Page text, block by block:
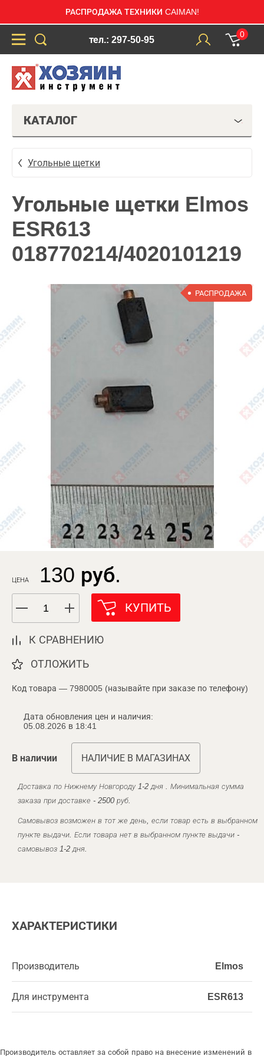
РАСПРОДАЖА ТЕХНИКИ CAIMAN!
тел.: 297-50-95
0
КАТАЛОГ
Угольные щетки
Угольные щетки Elmos
ESR613
018770214/4020101219
РАСПРОДАЖА
ЦЕНА 130 руб.
КУПИТЬ
К СРАВНЕНИЮ
ОТЛОЖИТЬ
Код товара — 7980005 (называйте при заказе по телефону)
Дата обновления цен и наличия:
05.08.2026 в 18:41
В наличии НАЛИЧИЕ В МАГАЗИНАХ
Доставка по Нижнему Новгороду 1-2 дня . Минимальная сумма
заказа при доставке - 2500 руб.
Самовывоз возможен в тот же день, если товар есть в выбранном
пункте выдачи. Если товара нет в выбранном пункте выдачи -
самовывоз 1-2 дня.
ХАРАКТЕРИСТИКИ
Производитель Elmos
Для инструмента ESR613
Производитель оставляет за собой право на внесение изменений в